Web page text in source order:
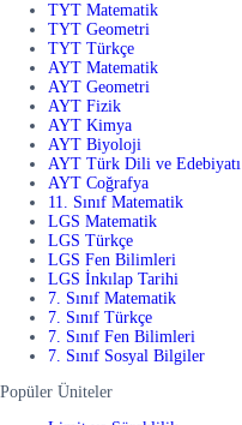
TYT Matematik
TYT Geometri
TYT Türkçe
AYT Matematik
AYT Geometri
AYT Fizik
AYT Kimya
AYT Biyoloji
AYT Türk Dili ve Edebiyatı
AYT Coğrafya
11. Sınıf Matematik
LGS Matematik
LGS Türkçe
LGS Fen Bilimleri
LGS İnkılap Tarihi
7. Sınıf Matematik
7. Sınıf Türkçe
7. Sınıf Fen Bilimleri
7. Sınıf Sosyal Bilgiler
Popüler Üniteler